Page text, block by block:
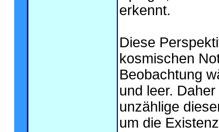
erkennt.
Diese
kosmischen
Beobachtung
und leer.
unzählige
um die